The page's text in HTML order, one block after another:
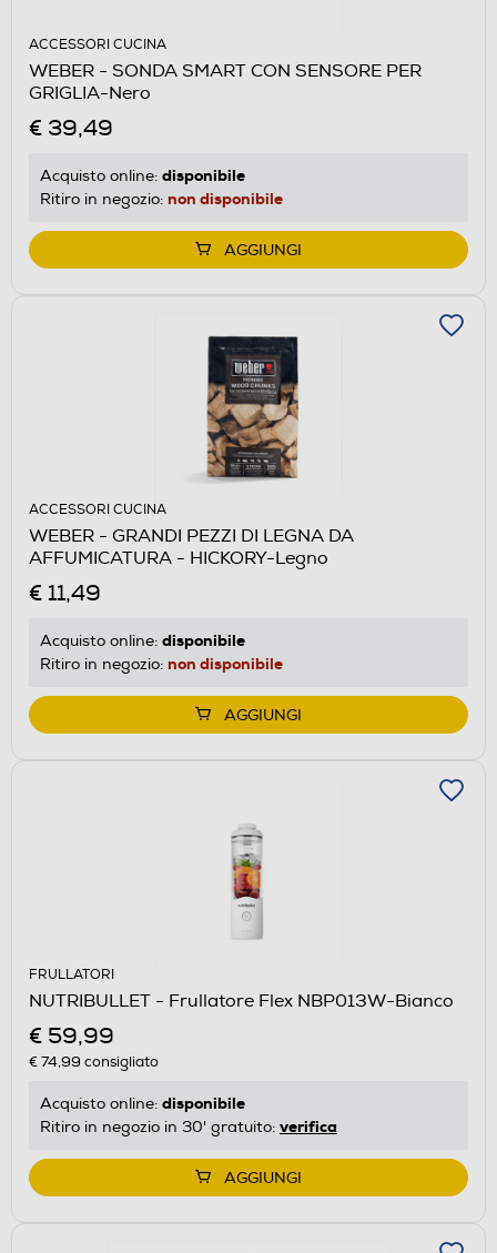
ACCESSORI CUCINA
WEBER - SONDA SMART CON SENSORE PER
GRIGLIA-Nero
€ 39,49
Acquisto online: disponibile
Ritiro in negozio: non disponibile
AGGIUNGI
ACCESSORI CUCINA
WEBER - GRANDI PEZZI DI LEGNA DA
AFFUMICATURA - HICKORY-Legno
€ 11,49
Acquisto online: disponibile
Ritiro in negozio: non disponibile
AGGIUNGI
FRULLATORI
NUTRIBULLET - Frullatore Flex NBP013W-Bianco
€ 59,99
€ 74,99 consigliato
Acquisto online: disponibile
Ritiro in negozio in 30' gratuito: verifica
AGGIUNGI